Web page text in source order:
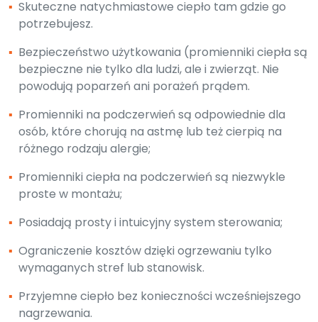
▪ Skuteczne natychmiastowe ciepło tam gdzie go
potrzebujesz.
▪ Bezpieczeństwo użytkowania (promienniki ciepła są
bezpieczne nie tylko dla ludzi, ale i zwierząt. Nie
powodują poparzeń ani porażeń prądem.
▪ Promienniki na podczerwień są odpowiednie dla
osób, które chorują na astmę lub też cierpią na
różnego rodzaju alergie;
▪ Promienniki ciepła na podczerwień są niezwykle
proste w montażu;
▪ Posiadają prosty i intuicyjny system sterowania;
▪ Ograniczenie kosztów dzięki ogrzewaniu tylko
wymaganych stref lub stanowisk.
▪ Przyjemne ciepło bez konieczności wcześniejszego
nagrzewania.